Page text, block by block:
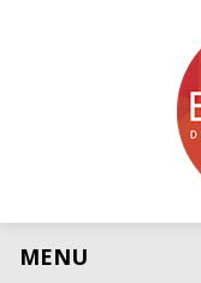
MENU